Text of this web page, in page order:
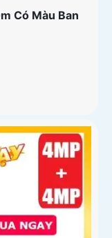
Có Màu Ban